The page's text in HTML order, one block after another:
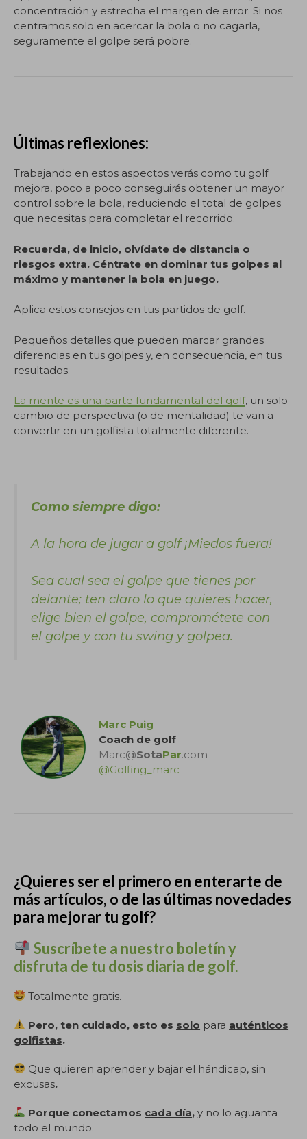
concentración y estrecha el margen de error. Si nos
centramos solo en acercar la bola o no cagarla,
seguramente el golpe será pobre.
Últimas reflexiones:
Trabajando en estos aspectos verás como tu golf
mejora, poco a poco conseguirás obtener un mayor
control sobre la bola, reduciendo el total de golpes
que necesitas para completar el recorrido.
Recuerda, de inicio, olvídate de distancia o
riesgos extra. Céntrate en dominar tus golpes al
máximo y mantener la bola en juego.
Aplica estos consejos en tus partidos de golf.
Pequeños detalles que pueden marcar grandes
diferencias en tus golpes y, en consecuencia, en tus
resultados.
La mente es una parte fundamental del golf, un solo
cambio de perspectiva (o de mentalidad) te van a
convertir en un golfista totalmente diferente.
Como siempre digo:
A la hora de jugar a golf ¡Miedos fuera!
Sea cual sea el golpe que tienes por
delante; ten claro lo que quieres hacer,
elige bien el golpe, comprométete con
el golpe y con tu swing y golpea.
Marc Puig
Coach de golf
Marc@SotaPar.com
@Golfing_marc
¿Quieres ser el primero en enterarte de
más artículos, o de las últimas novedades
para mejorar tu golf?
Suscríbete a nuestro boletín y
disfruta de tu dosis diaria de golf.
Totalmente gratis.
Pero, ten cuidado, esto es solo para auténticos
golfistas.
Que quieren aprender y bajar el hándicap, sin
excusas.
Porque conectamos cada día,y no lo aguanta
todo el mundo.